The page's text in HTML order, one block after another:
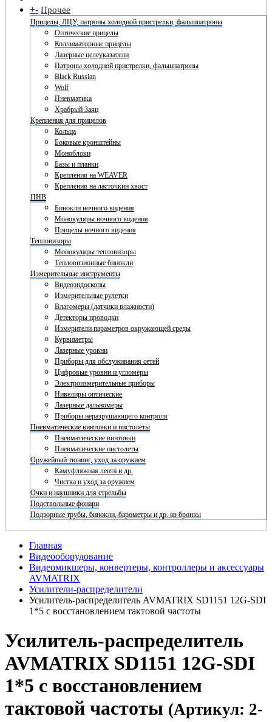
+- Прочее
Прицелы, ЛЦУ, патроны холодной пристрелки, фальшпатроны
Оптические прицелы
Коллиматорные прицелы
Лазерные целеуказатели
Патроны холодной пристрелки, фальшпатроны
Black Russian
Wolf
Пневматика
Храбрый Заяц
Крепления для прицелов
Кольца
Боковые кронштейны
Моноблоки
Базы и планки
Крепления на WEAVER
Крепления на ласточкин хвост
ПНВ
Бинокли ночного видения
Монокуляры ночного видения
Прицелы ночного видения
Тепловизоры
Монокуляры тепловизоры
Тепловизионные бинокли
Измерительные инструменты
Видеоэндоскопы
Измерительные рулетки
Влагомеры (датчики влажности)
Детекторы проводки
Измерители параметров окружающей среды
Курвиметры
Лазерные уровни
Приборы для обслуживания сетей
Цифровые уровни и угломеры
Электроизмерительные приборы
Нивелиры оптические
Лазерные дальномеры
Приборы неразрушающего контроля
Пневматические винтовки и пистолеты
Пневматические винтовки
Пневматические пистолеты
Оружейный тюнинг, уход за оружием
Камуфляжная лента и др.
Чистка и уход за оружием
Очки и наушники для стрельбы
Подствольные фонари
Подзорные трубы, бинокли, барометры и др. из бронзы
Главная
Видеооборудование
Видеомикшеры, конвертеры, контроллеры и аксессуары
AVMATRIX
Усилители-распределители
Усилитель-распределитель AVMATRIX SD1151 12G-SDI
1*5 с восстановлением тактовой частоты
Усилитель-распределитель
AVMATRIX SD1151 12G-SDI
1*5 с восстановлением
тактовой частоты (Артикул: 2-